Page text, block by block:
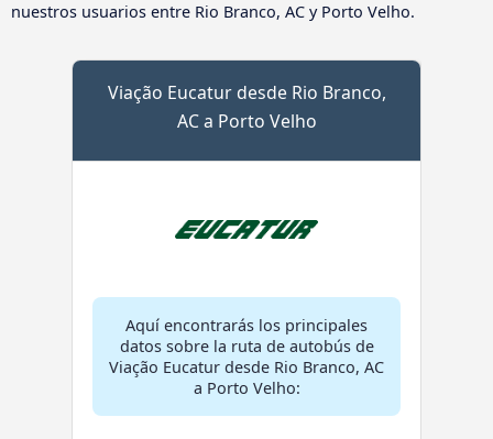
nuestros usuarios entre Rio Branco, AC y Porto Velho.
Viação Eucatur desde Rio Branco,
AC a Porto Velho
Aquí encontrarás los principales
datos sobre la ruta de autobús de
Viação Eucatur desde Rio Branco, AC
a Porto Velho: